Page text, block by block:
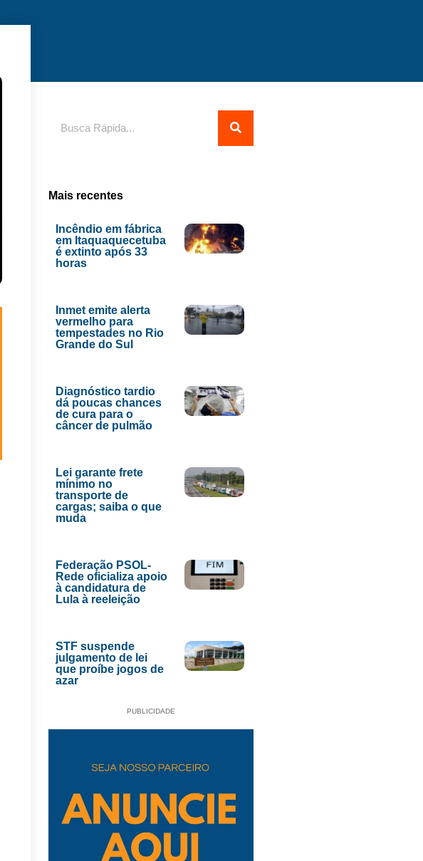
Mais recentes
Incêndio em fábrica
em Itaquaquecetuba
é extinto após 33
horas
Inmet emite alerta
vermelho para
tempestades no Rio
Grande do Sul
Diagnóstico tardio
dá poucas chances
de cura para o
câncer de pulmão
Lei garante frete
mínimo no
transporte de
cargas; saiba o que
muda
Federação PSOL-
Rede oficializa apoio
à candidatura de
Lula à reeleição
STF suspende
julgamento de lei
que proíbe jogos de
azar
PUBLICIDADE